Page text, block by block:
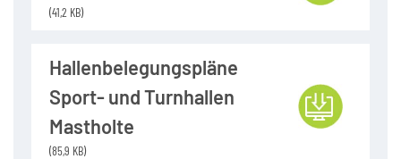
(41,2 KB)
Hallenbelegungspläne
Sport- und Turnhallen
Mastholte
(85,9 KB)